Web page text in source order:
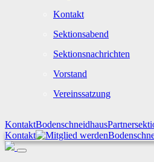
Kontakt
Sektionsabend
Sektionsnachrichten
Vorstand
Vereinssatzung
KontaktBodenschneidhaus
Kontakt